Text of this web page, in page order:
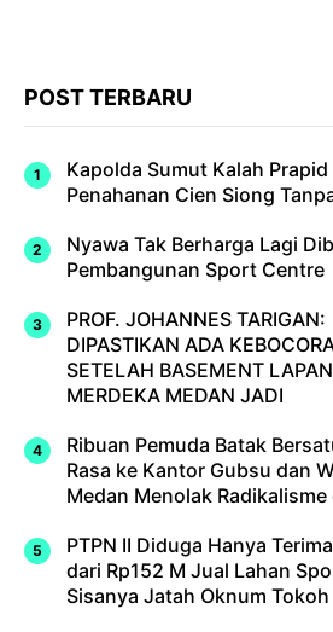
POST TERBARU
Kapolda Sumut Kalah Prapid
Penahanan Cien Siong
Nyawa Tak Berharga Lagi
Pembangunan Sport Centre
PROF. JOHANNES TARIGAN:
DIPASTIKAN ADA
SETELAH BASEMENT
MERDEKA MEDAN JADI
Ribuan Pemuda Batak
Rasa ke Kantor Gubsu dan
Medan Menolak
PTPN II Diduga Hanya
dari Rp152 M Jual Lahan
Sisanya Jatah Oknum Tokoh